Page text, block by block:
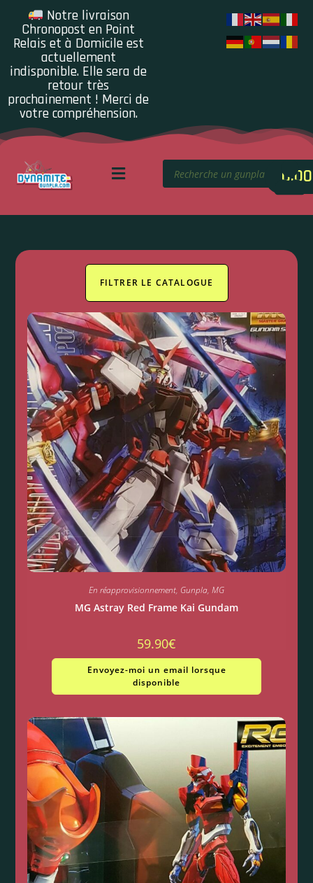
Notre livraison
Chronopost en Point
Relais et à Domicile est
actuellement
indisponible. Elle sera de
retour très
prochainement ! Merci de
votre compréhension.
0.00
FILTRER LE CATALOGUE
En réapprovisionnement, Gunpla, MG
MG Astray Red Frame Kai Gundam
59.90€
Envoyez-moi un email lorsque
disponible